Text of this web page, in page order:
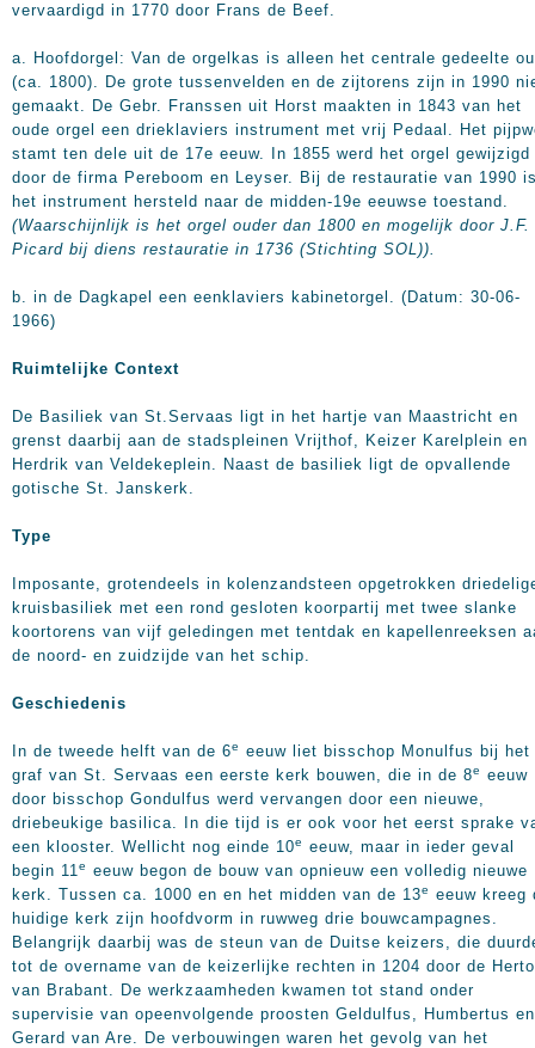
vervaardigd in 1770 door Frans de Beef.
a. Hoofdorgel: Van de orgelkas is alleen het centrale gedeelte
(ca. 1800). De grote tussenvelden en de zijtorens zijn in 1990
gemaakt. De Gebr. Franssen uit Horst maakten in 1843 van het
oude orgel een drieklaviers instrument met vrij Pedaal. Het
stamt ten dele uit de 17e eeuw. In 1855 werd het orgel gewijzigd
door de firma Pereboom en Leyser. Bij de restauratie van 1990
het instrument hersteld naar de midden-19e eeuwse toestand.
(Waarschijnlijk is het orgel ouder dan 1800 en mogelijk door J.F.
Picard bij diens restauratie in 1736 (Stichting SOL)).
b. in de Dagkapel een eenklaviers kabinetorgel. (Datum: 30-06-
1966)
Ruimtelijke Context
De Basiliek van St.Servaas ligt in het hartje van Maastricht en
grenst daarbij aan de stadspleinen Vrijthof, Keizer Karelplein en
Herdrik van Veldekeplein. Naast de basiliek ligt de opvallende
gotische St. Janskerk.
Type
Imposante, grotendeels in kolenzandsteen opgetrokken
kruisbasiliek met een rond gesloten koorpartij met twee slanke
koortorens van vijf geledingen met tentdak en kapellenreeksen
de noord- en zuidzijde van het schip.
Geschiedenis
In de tweede helft van de 6e
eeuw liet bisschop Monulfus bij het
graf van St. Servaas een eerste kerk bouwen, die in de 8e
eeuw
door bisschop Gondulfus werd vervangen door een nieuwe,
driebeukige basilica. In die tijd is er ook voor het eerst sprake
een klooster. Wellicht nog einde 10e
eeuw, maar in ieder geval
begin 11e
eeuw begon de bouw van opnieuw een volledig nieuwe
kerk. Tussen ca. 1000 en en het midden van de 13e
eeuw kreeg
huidige kerk zijn hoofdvorm in ruwweg drie bouwcampagnes.
Belangrijk daarbij was de steun van de Duitse keizers, die
tot de overname van de keizerlijke rechten in 1204 door de
van Brabant. De werkzaamheden kwamen tot stand onder
supervisie van opeenvolgende proosten Geldulfus, Humbertus en
Gerard van Are. De verbouwingen waren het gevolg van het